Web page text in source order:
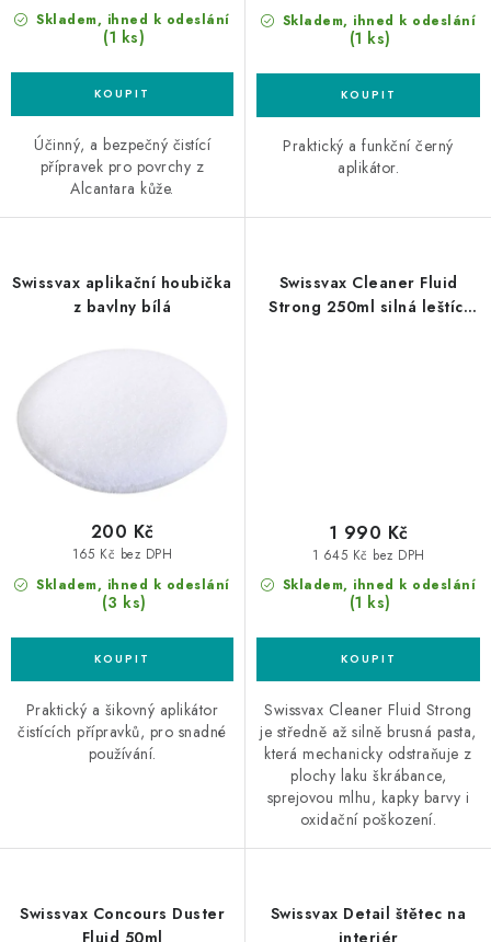
Skladem, ihned k odeslání
(1 ks)
Účinný, a bezpečný čistící
přípravek pro povrchy z
Alcantara kůže.
Skladem, ihned k odeslání
(1 ks)
Praktický a funkční černý
aplikátor.
Swissvax aplikační houbička
z bavlny bílá
Skladem, ihned k odeslání
(3 ks)
165 Kč bez DPH
200 Kč
Praktický a šikovný aplikátor
čistících přípravků, pro snadné
používání.
Swissvax Cleaner Fluid
Strong 250ml silná leštící
Skladem, ihned k odeslání
(1 ks)
1 645 Kč bez DPH
1 990 Kč
Swissvax Cleaner Fluid Strong
je středně až silně brusná pasta,
která mechanicky odstraňuje z
plochy laku škrábance,
sprejovou mlhu, kapky barvy i
oxidační poškození.
Swissvax Concours Duster
Swissvax Detail štětec na